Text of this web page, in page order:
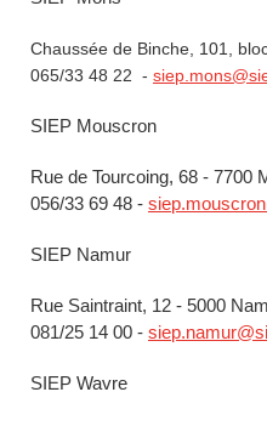
Chaussée de Binche, 101,
065/33 48 22 -
SIEP Mouscron
Rue de Tourcoing, 68 - 7700
056/33 69 48 -
SIEP Namur
Rue Saintraint, 12 - 5000
081/25 14 00 -
SIEP Wavre